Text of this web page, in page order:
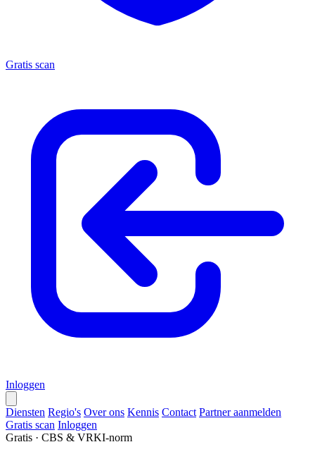
Gratis scan
Inloggen
Diensten Regio's Over ons Kennis Contact Partner aanmelden
Gratis scan Inloggen
Gratis · CBS & VRKI-norm